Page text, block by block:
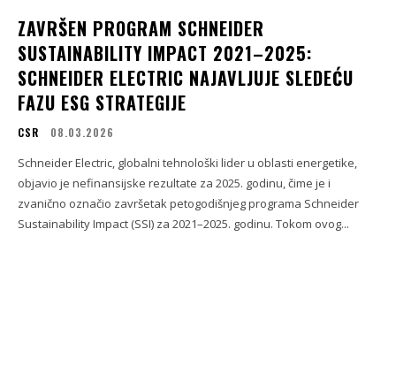
ZAVRŠEN PROGRAM SCHNEIDER
SUSTAINABILITY IMPACT 2021–2025:
SCHNEIDER ELECTRIC NAJAVLJUJE SLEDEĆU
FAZU ESG STRATEGIJE
CSR 08.03.2026
Schneider Electric, globalni tehnološki lider u oblasti energetike,
objavio je nefinansijske rezultate za 2025. godinu, čime je i
zvanično označio završetak petogodišnjeg programa Schneider
Sustainability Impact (SSI) za 2021–2025. godinu. Tokom ovog...